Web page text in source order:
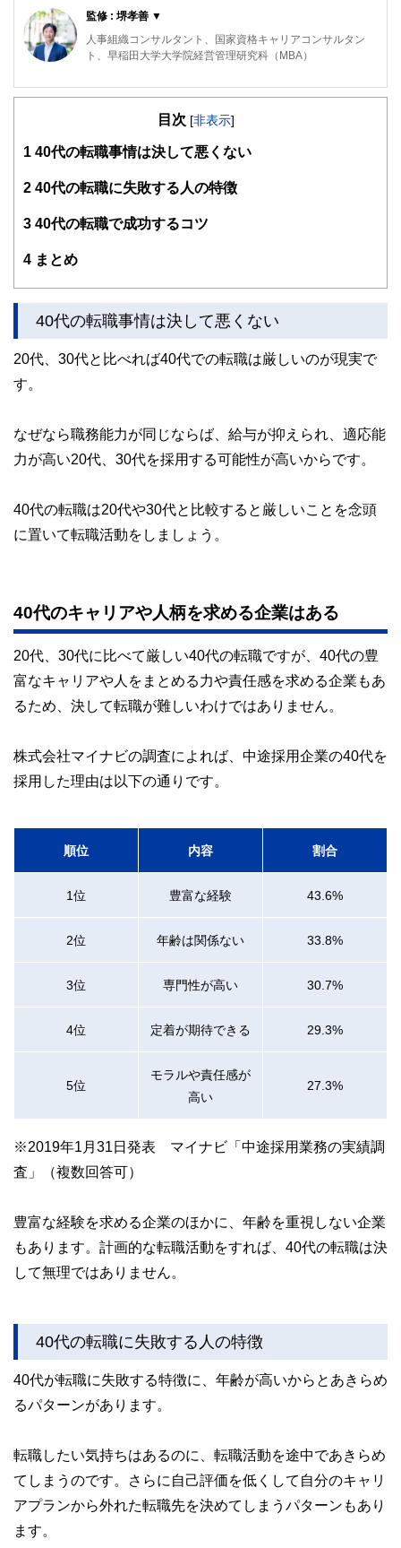
知識がない方でも理解できるようわかりやすく発信していま
す。
験者で構成され、企画立案から記事掲載まですべての工程に
関わることで、読者目線のコンテンツを追求しています。
FinancialFieldの特徴は、ファイナンシャルプランナー、弁
護士、税理士、宅地建物取引士、相続診断士、住宅ローンア
士、行政書士、投資アナリスト、キャリアコンサルタントな
かしく感じられる年金や税金、相続、保険、ローンなどの話
執筆者・監修者による執筆体制を築くことで、内容のわかり
やすさはもちろんのこと、読み応えのあるコンテンツと確か
な情報発信を実現しています。
私たちは、快適でより良い生活のアイデアを提供するお金の
コンシェルジュを目指します。
監修 : 堺孝善 ▼
人事組織コンサルタント、国家資格キャリアコンサルタン
ト、早稲田大学大学院経営管理研究科（MBA）
福岡県福岡市生まれ。 大学卒業後、大手人材サービス会社
会社に勤務。業務コンサルティング部門の管理職として、金
担当。
テクノロジーを活用したプロセス設計や、カウンセリングを
もとにしたキャリア支援や組織の活性化が専門。
現在、Podcastで40歳のキャリアについて考える番組「40歳
のディスタンス」を配信中。
https://podcasts.apple.com/jp/podcast/id1495042062
目次 [非表示]
1 40代の転職事情は決して悪くない
2 40代の転職に失敗する人の特徴
3 40代の転職で成功するコツ
4 まとめ
40代の転職事情は決して悪くない
20代、30代と比べれば40代での転職は厳しいのが現実で
す。
なぜなら職務能力が同じならば、給与が抑えられ、適応能
力が高い20代、30代を採用する可能性が高いからです。
40代の転職は20代や30代と比較すると厳しいことを念頭
に置いて転職活動をしましょう。
40代のキャリアや人柄を求める企業はある
20代、30代に比べて厳しい40代の転職ですが、40代の豊
富なキャリアや人をまとめる力や責任感を求める企業もあ
るため、決して転職が難しいわけではありません。
株式会社マイナビの調査によれば、中途採用企業の40代を
採用した理由は以下の通りです。
順位 内容 割合
1位 豊富な経験 43.6%
2位 年齢は関係ない 33.8%
3位 専門性が高い 30.7%
4位 定着が期待できる 29.3%
5位
モラルや責任感が
高い
27.3%
※2019年1月31日発表 マイナビ「中途採用業務の実績調
査」（複数回答可）
豊富な経験を求める企業のほかに、年齢を重視しない企業
もあります。計画的な転職活動をすれば、40代の転職は決
して無理ではありません。
40代の転職に失敗する人の特徴
40代が転職に失敗する特徴に、年齢が高いからとあきらめ
るパターンがあります。
転職したい気持ちはあるのに、転職活動を途中であきらめ
てしまうのです。さらに自己評価を低くして自分のキャリ
アプランから外れた転職先を決めてしまうパターンもあり
ます。